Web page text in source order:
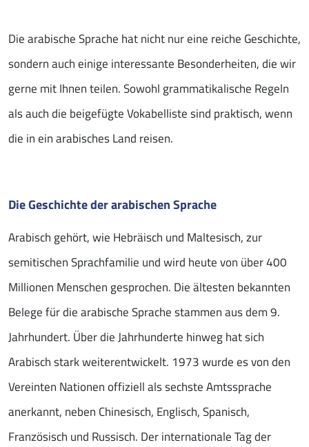
Die arabische Sprache hat nicht nur eine reiche Geschichte,
sondern auch einige interessante Besonderheiten, die wir
gerne mit Ihnen teilen. Sowohl grammatikalische Regeln
als auch die beigefügte Vokabelliste sind praktisch, wenn
die in ein arabisches Land reisen.
Die Geschichte der arabischen Sprache
Arabisch gehört, wie Hebräisch und Maltesisch, zur
semitischen Sprachfamilie und wird heute von über 400
Millionen Menschen gesprochen. Die ältesten bekannten
Belege für die arabische Sprache stammen aus dem 9.
Jahrhundert. Über die Jahrhunderte hinweg hat sich
Arabisch stark weiterentwickelt. 1973 wurde es von den
Vereinten Nationen offiziell als sechste Amtssprache
anerkannt, neben Chinesisch, Englisch, Spanisch,
Französisch und Russisch. Der internationale Tag der